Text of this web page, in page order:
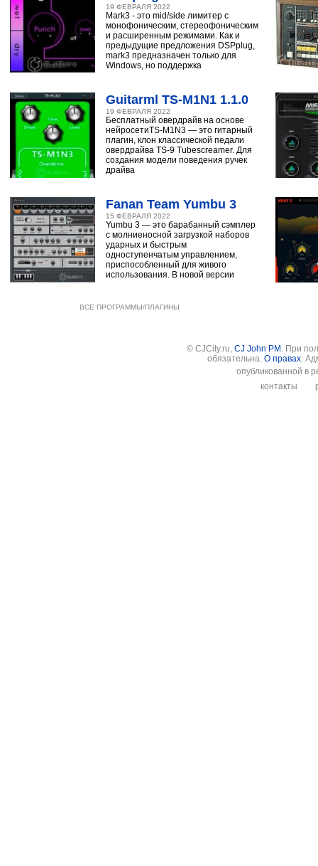
19 ФЕВРАЛЯ 2022
Mark3 - это mid/side лимитер с
монофоническим, стереофоническим
и расширенным режимами. Как и
предыдущие предложения DSPplug,
mark3 предназначен только для
Windows, но поддержка
Guitarml TS-M1N1 1.1.0
19 ФЕВРАЛЯ 2022
Бесплатный овердрайв на основе
нейросетиTS-M1N3 — это гитарный
плагин, клон классической педали
овердрайва TS-9 Tubescreamer. Для
создания модели поведения ручек
драйва
Fanan Team Yumbu 3
15 ФЕВРАЛЯ 2022
Yumbu 3 — это барабанный сэмплер
с молниеносной загрузкой наборов
ударных и быстрым
одноступенчатым управлением,
приспособленный для живого
использования. В новой версии
ВСЕ ПРОГРАММЫ/ПЛАГИНЫ
© CJCity.ru, CJ John PM . При
обязательна. О правах.
опубликованной в
контакты